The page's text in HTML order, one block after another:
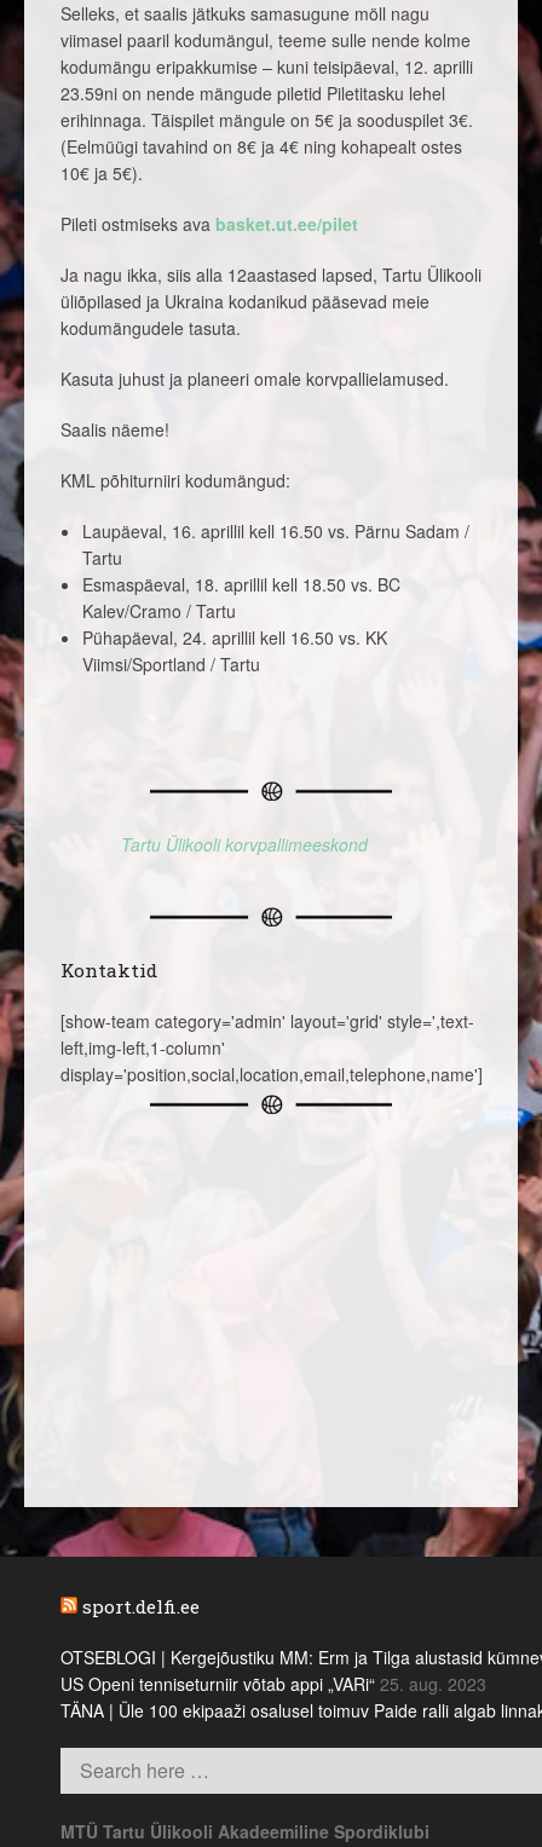
Selleks, et saalis jätkuks samasugune möll nagu
viimasel paaril kodumängul, teeme sulle nende kolme
kodumängu eripakkumise – kuni teisipäeval, 12. aprilli
23.59ni on nende mängude piletid Piletitasku lehel
erihinnaga. Täispilet mängule on 5€ ja sooduspilet 3€.
(Eelmüügi tavahind on 8€ ja 4€ ning kohapealt ostes
10€ ja 5€).
Pileti ostmiseks ava basket.ut.ee/pilet
Ja nagu ikka, siis alla 12aastased lapsed, Tartu Ülikooli
üliõpilased ja Ukraina kodanikud pääsevad meie
kodumängudele tasuta.
Kasuta juhust ja planeeri omale korvpallielamused.
Saalis näeme!
KML põhiturniiri kodumängud:
Laupäeval, 16. aprillil kell 16.50 vs. Pärnu Sadam /
Tartu
Esmaspäeval, 18. aprillil kell 18.50 vs. BC
Kalev/Cramo / Tartu
Pühapäeval, 24. aprillil kell 16.50 vs. KK
Viimsi/Sportland / Tartu
Tartu Ülikooli korvpallimeeskond
Kontaktid
[show-team category='admin' layout='grid' style=',text-
left,img-left,1-column'
display='position,social,location,email,telephone,name']
sport.delfi.ee
OTSEBLOGI | Kergejõustiku MM: Erm ja Tilga alustasid
US Openi tenniseturniir võtab appi „VARi“ 25. aug. 2023
TÄNA | Üle 100 ekipaaži osalusel toimuv Paide ralli algab
MTÜ Tartu Ülikooli Akadeemiline Spordiklubi